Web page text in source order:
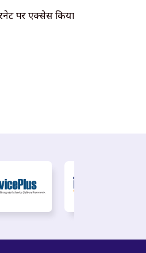
पर एक्सेस किया